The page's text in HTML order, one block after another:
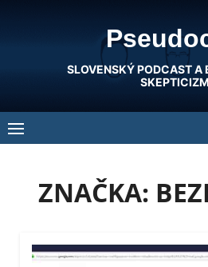
SLOVENSKÝ PODCAST A
ZNAČKA: